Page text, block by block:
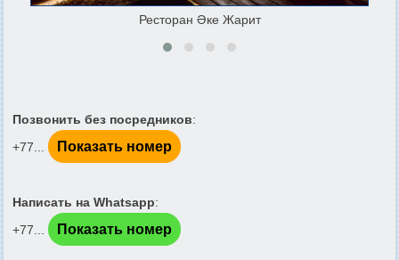
Ресторан Әке Жарит
Позвонить без посредников:
+77...
Показать номер
Написать на Whatsapp:
+77...
Показать номер